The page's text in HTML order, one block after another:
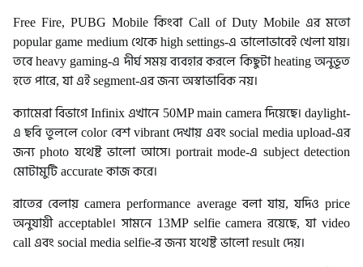
Free Fire, PUBG Mobile কিংবা Call of Duty Mobile এর মতো
popular game medium থেকে high settings-এ ভালোভাবেই খেলা যায়।
তবে heavy gaming-এ দীর্ঘ সময় ব্যবহার করলে কিছুটা heating অনুভূত
হতে পারে, যা এই segment-এর জন্য অস্বাভাবিক নয়।
ক্যামেরা বিভাগে Infinix এখানে 50MP main camera দিয়েছে। daylight-
এ ছবি তুললে color বেশ vibrant দেখায় এবং social media upload-এর
জন্য photo যথেষ্ট ভালো আসে। portrait mode-এ subject detection
মোটামুটি accurate কাজ করে।
রাতের বেলায় camera performance average বলা যায়, যদিও price
অনুযায়ী acceptable। সামনে 13MP selfie camera রয়েছে, যা video
call এবং social media selfie-র জন্য যথেষ্ট ভালো result দেয়।